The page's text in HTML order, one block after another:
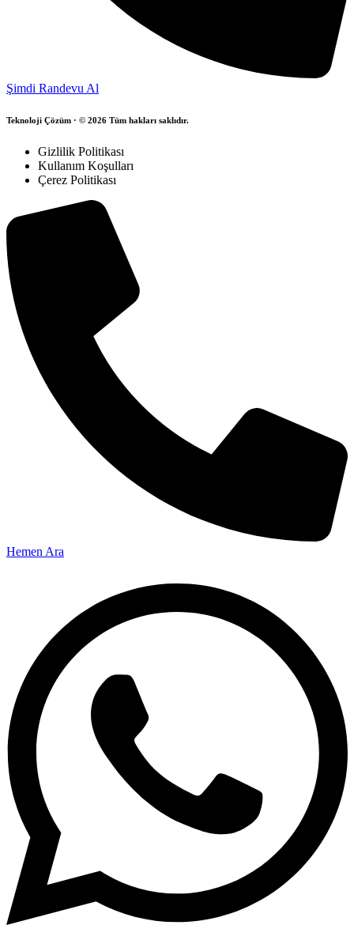
Şimdi Randevu Al
Teknoloji Çözüm · © 2026 Tüm hakları saklıdır.
Gizlilik Politikası
Kullanım Koşulları
Çerez Politikası
Hemen Ara